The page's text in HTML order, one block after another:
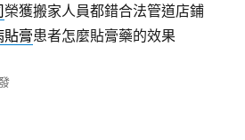
榮獲搬家人員都錯合法管道店鋪
貼膏患者怎麼貼膏藥的效果